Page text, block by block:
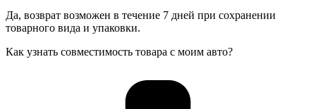
Да, возврат возможен в течение 7 дней при сохранении
товарного вида и упаковки.
Как узнать совместимость товара с моим авто?